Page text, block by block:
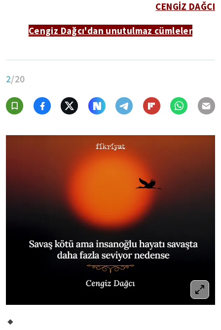
CENGİZ DAĞCI
Cengiz Dağcı'dan unutulmaz cümleler
2/20
🔸